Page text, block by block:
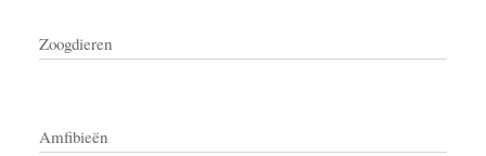
Zoogdieren
Amfibieën